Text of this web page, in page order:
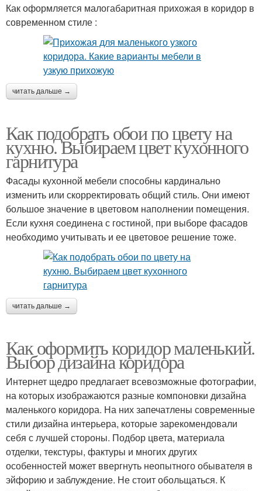
Как оформляется малогабаритная прихожая в коридор в
современном стиле :
читать дальше →
Как подобрать обои по цвету на
кухню. Выбираем цвет кухонного
гарнитура
Фасады кухонной мебели способны кардинально
изменить или скорректировать общий стиль. Они имеют
большое значение в цветовом наполнении помещения.
Если кухня соединена с гостиной, при выборе фасадов
необходимо учитывать и ее цветовое решение тоже.
читать дальше →
Как оформить коридор маленький.
Выбор дизайна коридора
Интернет щедро предлагает всевозможные фотографии,
на которых изображаются разные компоновки дизайна
маленького коридора. На них запечатлены современные
стили дизайна интерьера, которые зарекомендовали
себя с лучшей стороны. Подбор цвета, материала
отделки, текстуры, фактуры и многих других
особенностей может ввергнуть неопытного обывателя в
эйфорию и заблуждение. Не стоит обольщаться. К